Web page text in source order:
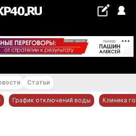
+20...+21 °С
Статьи
График отключений воды Клиника